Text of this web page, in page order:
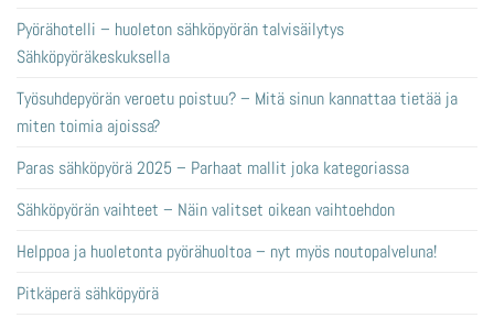
Pyörähotelli – huoleton sähköpyörän talvisäilytys
Sähköpyöräkeskuksella
Työsuhdepyörän veroetu poistuu? – Mitä sinun kannattaa tietää ja
miten toimia ajoissa?
Paras sähköpyörä 2025 – Parhaat mallit joka kategoriassa
Sähköpyörän vaihteet – Näin valitset oikean vaihtoehdon
Helppoa ja huoletonta pyörähuoltoa – nyt myös noutopalveluna!
Pitkäperä sähköpyörä